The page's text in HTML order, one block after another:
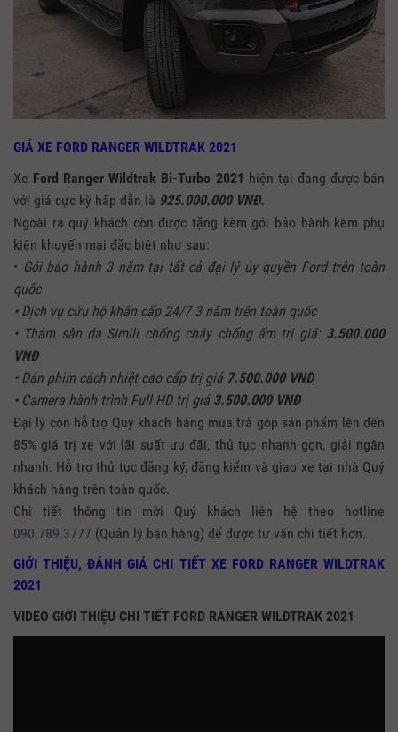
GIÁ XE FORD RANGER WILDTRAK 2021
Xe Ford Ranger Wildtrak Bi-Turbo 2021 hiện tại đang được bán
với giá cực kỳ hấp dẫn là 925.000.000 VNĐ.
Ngoài ra quý khách còn được tặng kèm gói bảo hành kèm phụ
kiện khuyến mại đặc biệt như sau:
• Gói bảo hành 3 năm tại tất cả đại lý ủy quyền Ford trên toàn
quốc
• Dịch vụ cứu hộ khẩn cấp 24/7 3 năm trên toàn quốc
• Thảm sàn da Simili chống cháy chống ẩm trị giá: 3.500.000
VNĐ
• Dán phim cách nhiệt cao cấp trị giá 7.500.000 VNĐ
• Camera hành trình Full HD trị giá 3.500.000 VNĐ
Đại lý còn hỗ trợ Quý khách hàng mua trả góp sản phẩm lên đến
85% giá trị xe với lãi suất ưu đãi, thủ tục nhanh gọn, giải ngân
nhanh. Hỗ trợ thủ tục đăng ký, đăng kiểm và giao xe tại nhà Quý
khách hàng trên toàn quốc.
Chi tiết thông tin mời Quý khách liên hệ theo hotline
090.789.3777 (Quản lý bán hàng) để được tư vấn chi tiết hơn.
GIỚI THIỆU, ĐÁNH GIÁ CHI TIẾT XE FORD RANGER WILDTRAK
2021
VIDEO GIỚI THIỆU CHI TIẾT FORD RANGER WILDTRAK 2021